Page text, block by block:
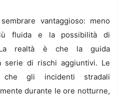
vantaggioso: meno
fluida e la possibilità di
La realtà è che la guida
serie di rischi aggiuntivi. Le
che gli incidenti stradali
durante le ore notturne,